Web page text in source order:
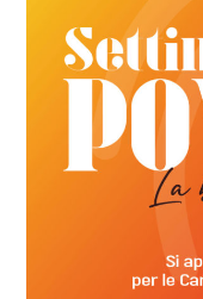
EMERGENZE
5X1000